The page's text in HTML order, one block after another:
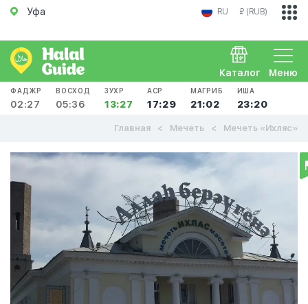
Уфа RU ₽ (RUB)
Меню
Каталог
ФАДЖР
02:27
ВОСХОД
05:36
ЗУХР
13:27
АСР
17:29
МАГРИБ
21:02
ИША
23:20
Главная Мечеть Мечеть «Ихляс»